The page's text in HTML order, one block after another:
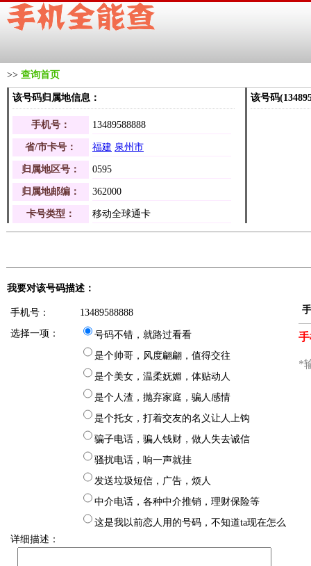
>> 查询首页
该号码归属地信息：
手机号： 13489588888
省/市卡号： 福建 泉州市
归属地区号： 0595
归属地邮编： 362000
卡号类型： 移动全球通卡
该号码
我要对该号码描述：
手机号：
13489588888
选择一项：
号码不错，就路过看看
是个帅哥，风度翩翩，值得交往
是个美女，温柔妩媚，体贴动人
是个人渣，抛弃家庭，骗人感情
是个托女，打着交友的名义让人上钩
骗子电话，骗人钱财，做人失去诚信
骚扰电话，响一声就挂
发送垃圾短信，广告，烦人
中介电话，各种中介推销，理财保险等
这是我以前恋人用的号码，不知道ta现在怎么
详细描述：